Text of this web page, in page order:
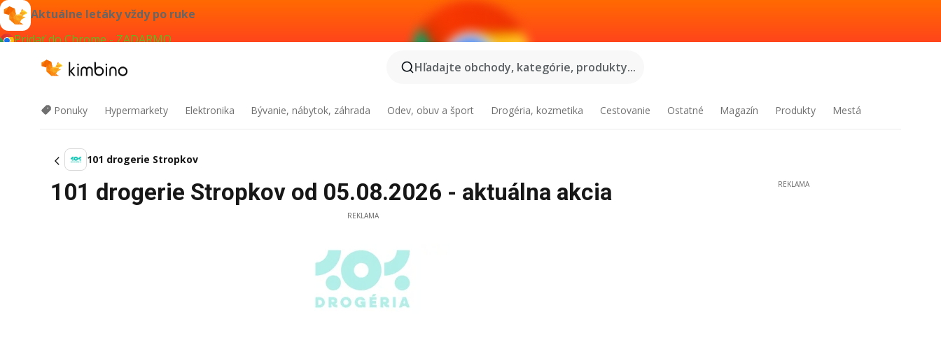
Aktuálne letáky vždy po ruke
Pridať do Chrome - ZADARMO
Hľadajte obchody, kategórie, produkty...
Ponuky Hypermarkety Elektronika Bývanie, nábytok, záhrada Odev, obuv a šport Drogéria, kozmetika Cestovanie Ostatné Magazín Produkty Mestá
101 drogerie Stropkov
101 drogerie Stropkov od 05.08.2026 - aktuálna akcia
REKLAMA
REKLAMA